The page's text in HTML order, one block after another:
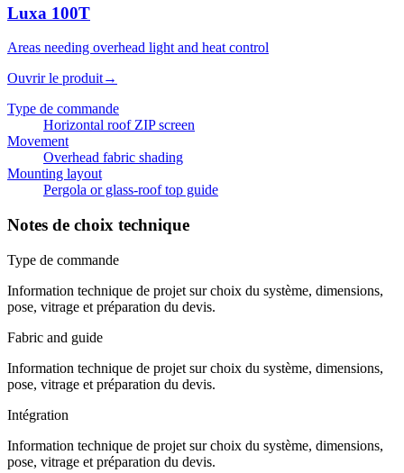
Luxa 100T
Areas needing overhead light and heat control
Ouvrir le produit→
Type de commande
Horizontal roof ZIP screen
Movement
Overhead fabric shading
Mounting layout
Pergola or glass-roof top guide
Notes de choix technique
Type de commande
Information technique de projet sur choix du système, dimensions,
pose, vitrage et préparation du devis.
Fabric and guide
Information technique de projet sur choix du système, dimensions,
pose, vitrage et préparation du devis.
Intégration
Information technique de projet sur choix du système, dimensions,
pose, vitrage et préparation du devis.